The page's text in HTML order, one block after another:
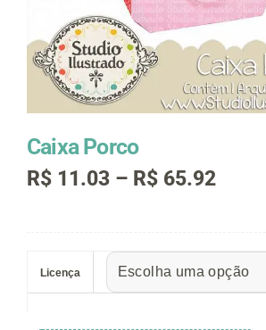
Caixa Porco
R$ 11.03 – R$ 65.92Faixa
R$
Licença
quantidade